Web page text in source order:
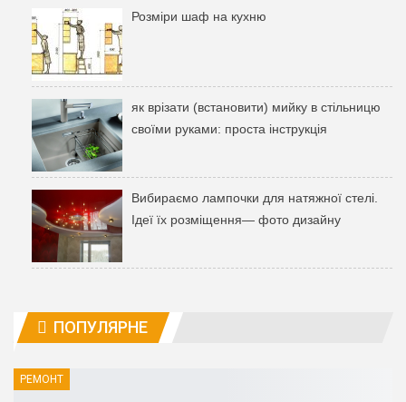
Розміри шаф на кухню
як врізати (встановити) мийку в стільницю
своїми руками: проста інструкція
Вибираємо лампочки для натяжної стелі.
Ідеї ​​їх розміщення— фото дизайну
ПОПУЛЯРНЕ
РЕМОНТ